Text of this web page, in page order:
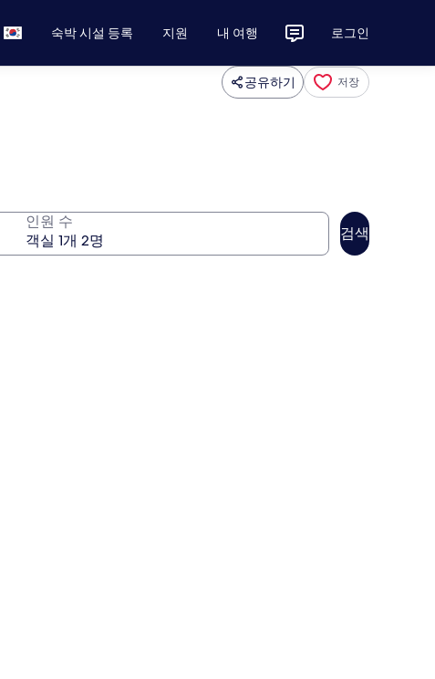
숙박 시설 등록 지원 내 여행 로그인
공유하기 저장
인원 수
검색